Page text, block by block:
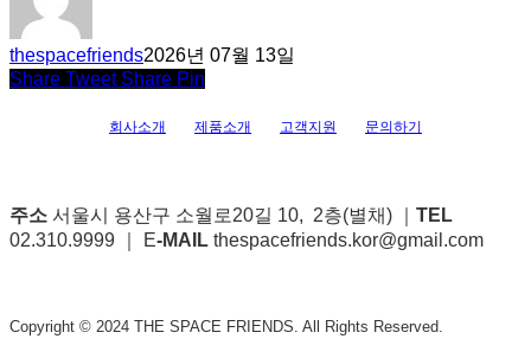
thespacefriends2026년 07월 13일
Share Tweet Share Pin
회사소개 제품소개 고객지원 문의하기
주소 서울시 용산구 소월로20길 10, 2층(별채) ｜ TEL
02.310.9999 ｜ E-MAIL thespacefriends.kor@gmail.com
Copyright © 2024 THE SPACE FRIENDS. All Rights Reserved.